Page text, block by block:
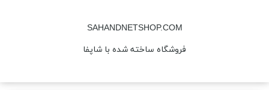
SAHANDNETSHOP.COM
فروشگاه ساخته شده با شاپفا